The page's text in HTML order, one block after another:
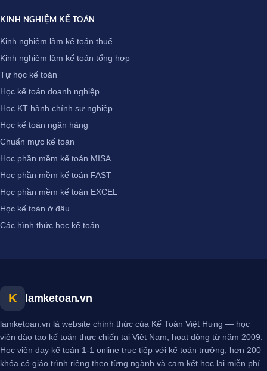
KINH NGHIỆM KẾ TOÁN
Kinh nghiệm làm kế toán thuế
Kinh nghiệm làm kế toán tổng hợp
Tự học kế toán
Học kế toán doanh nghiệp
Học KT hành chính sự nghiệp
Học kế toán ngân hàng
Chuẩn mực kế toán
Học phần mềm kế toán MISA
Học phần mềm kế toán FAST
Học phần mềm kế toán EXCEL
Học kế toán ở đâu
Các hình thức học kế toán
K lamketoan.vn
lamketoan.vn là website chính thức của Kế Toán Việt Hưng — học
viện đào tạo kế toán thực chiến tại Việt Nam, hoạt động từ năm 2009.
Học viện dạy kế toán 1-1 online trực tiếp với kế toán trưởng, hơn 200
khóa có giáo trình riêng theo từng ngành và cam kết học lại miễn phí